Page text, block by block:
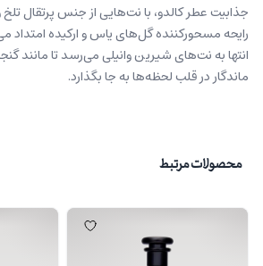
جذابیت عطر کالدو، با نت‌هایی از جنس پرتقال
رایحه مسحورکننده گل‌های یاس و ارکیده امتداد
انتها به نت‌های شیرین وانیلی می‌رسد تا مانند
ماندگار در قلب لحظه‌‌ها به جا بگذارد.
محصولات مرتبط